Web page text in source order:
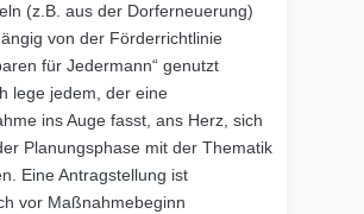
(z.B. aus der Dorferneuerung)
von der Förderrichtlinie
für Jedermann“ genutzt
lege jedem, der eine
ins Auge fasst, ans Herz, sich
Planungsphase mit der Thematik
Eine Antragstellung ist
vor Maßnahmebeginn